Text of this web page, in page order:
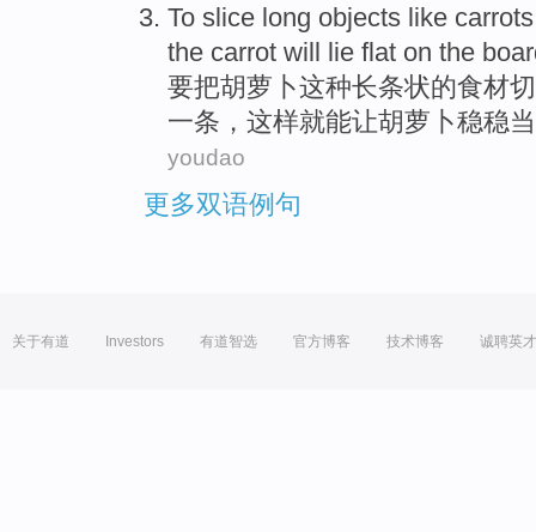
To slice long objects like carrots
the carrot will lie flat on the
要把胡萝卜这种长条状的食材切
一条， 这样就能让胡萝卜稳稳
youdao
更多双语例句
关于有道 Investors 有道智选 官方博客 技术博客 诚聘英才